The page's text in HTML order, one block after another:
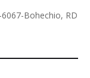
Bohechio, RD